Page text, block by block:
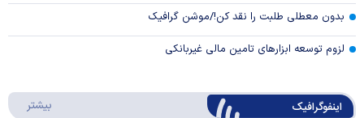
بدون معطلی طلبت را نقد کن!/موشن گرافیک
لزوم توسعه ابزارهای تامین مالی غیربانکی
اینفوگرافیک بیشتر